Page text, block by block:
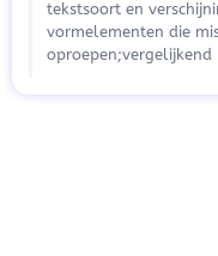
tekstsoort en
vormelementen die
oproepen;vergelijkend